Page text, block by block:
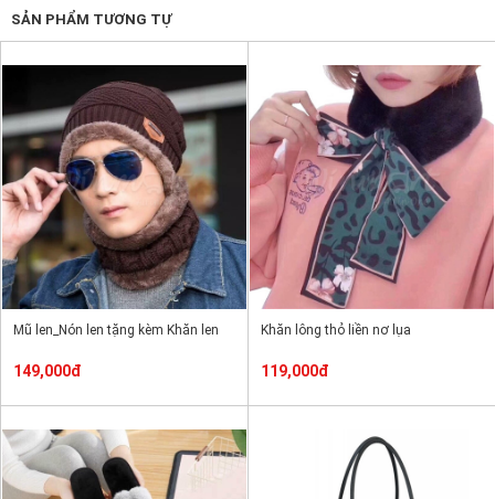
SẢN PHẨM TƯƠNG TỰ
Mũ len_Nón len tặng kèm Khăn len
149,000đ
Khăn lông thỏ liền nơ lụa
119,000đ